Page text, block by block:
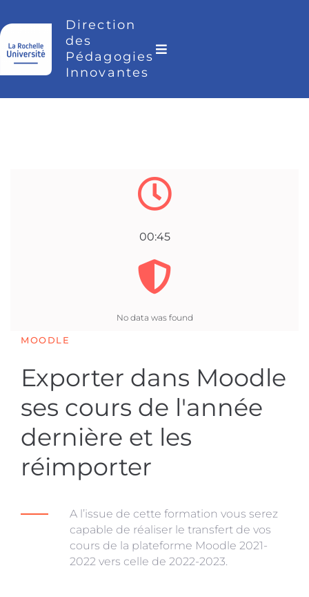
Direction
des
Pédagogies
Innovantes
00:45
No data was found
MOODLE
Exporter dans Moodle
ses cours de l'année
dernière et les
réimporter
A l’issue de cette formation vous serez
capable de réaliser le transfert de vos
cours de la plateforme Moodle 2021-
2022 vers celle de 2022-2023.